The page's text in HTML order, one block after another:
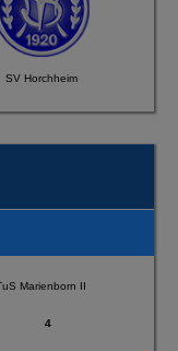
SV Horchheim
Marienborn II
4